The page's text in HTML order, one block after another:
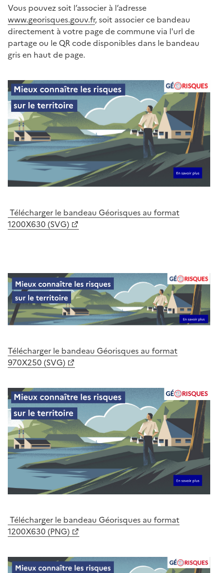
Vous pouvez soit l’associer à l’adresse
www.georisques.gouv.fr, soit associer ce bandeau
directement à votre page de commune via l'url de
partage ou le QR code disponibles dans le bandeau
gris en haut de page.
Télécharger le bandeau Géorisques au format
1200X630 (SVG)
Télécharger le bandeau Géorisques au format
970X250 (SVG)
Télécharger le bandeau Géorisques au format
1200X630 (PNG)